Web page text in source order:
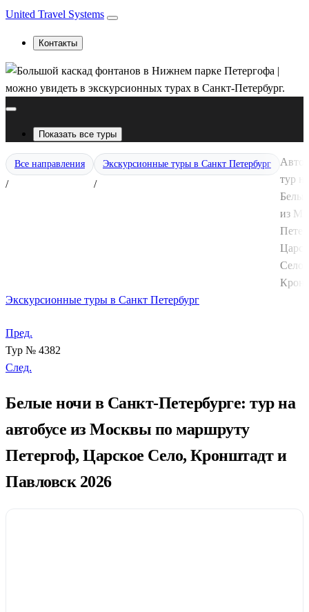
United Travel Systems
Контакты
Показать все туры
Все направления
/
Экскурсионные туры в Санкт Петербург
/
тур на
из
Село,
Экскурсионные туры в Санкт Петербург
Пред.
Тур № 4382
След.
Белые ночи в Санкт-Петербурге: тур на
автобусе из Москвы по маршруту
Петергоф, Царское Село, Кронштадт и
Павловск 2026